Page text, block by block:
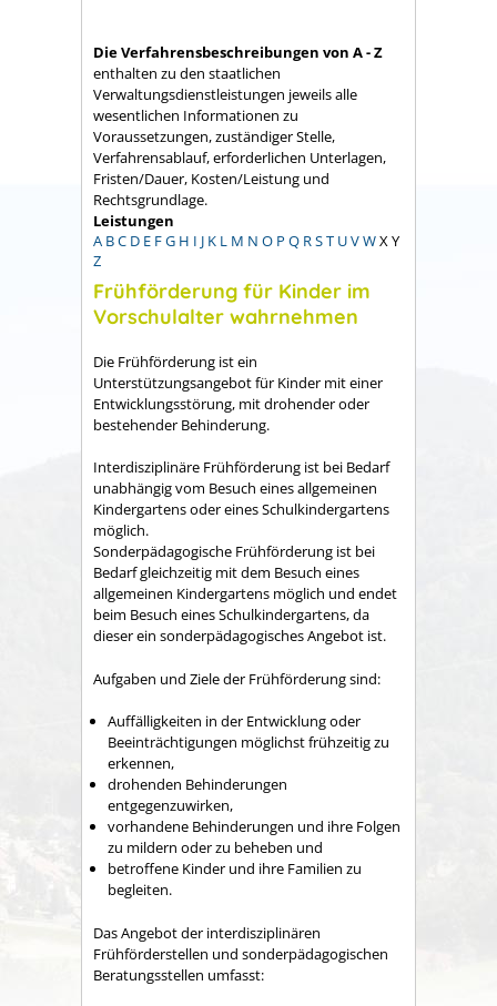
Die Verfahrensbeschreibungen von A - Z
enthalten zu den staatlichen
Verwaltungsdienstleistungen jeweils alle
wesentlichen Informationen zu
Voraussetzungen, zuständiger Stelle,
Verfahrensablauf, erforderlichen Unterlagen,
Fristen/Dauer, Kosten/Leistung und
Rechtsgrundlage.
Leistungen
A BC D E FG H I J K L M N O P Q RST UVWX Y
Z
Frühförderung für Kinder im
Vorschulalter wahrnehmen
Die Frühförderung ist ein
Unterstützungsangebot für Kinder mit einer
Entwicklungsstörung, mit drohender oder
bestehender Behinderung.
Interdisziplinäre Frühförderung ist bei Bedarf
unabhängig vom Besuch eines allgemeinen
Kindergartens oder eines Schulkindergartens
möglich.
Sonderpädagogische Frühförderung ist bei
Bedarf gleichzeitig mit dem Besuch eines
allgemeinen Kindergartens möglich und endet
beim Besuch eines Schulkindergartens, da
dieser ein sonderpädagogisches Angebot ist.
Aufgaben und Ziele der Frühförderung sind:
Auffälligkeiten in der Entwicklung oder
Beeinträchtigungen möglichst frühzeitig zu
erkennen,
drohenden Behinderungen
entgegenzuwirken,
vorhandene Behinderungen und ihre Folgen
zu mildern oder zu beheben und
betroffene Kinder und ihre Familien zu
begleiten.
Das Angebot der interdisziplinären
Frühförderstellen und sonderpädagogischen
Beratungsstellen umfasst: